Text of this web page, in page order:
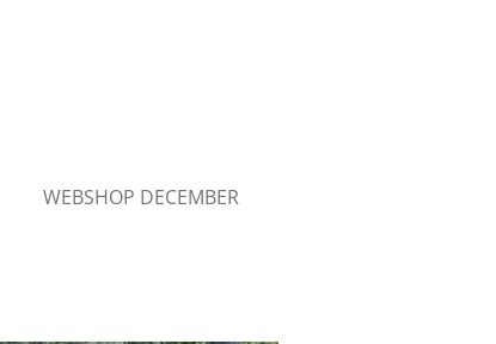
WEBSHOP DECEMBER